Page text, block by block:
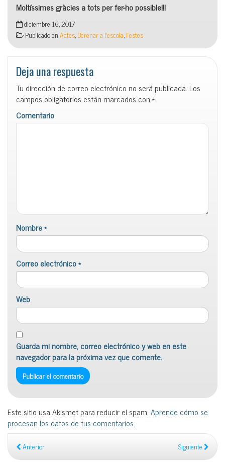
Moltíssimes gràcies a tots per fer-ho possible!!!
diciembre 16, 2017
Publicado enActes,Berenar a l'escola,Festes
Deja una respuesta
Tu dirección de correo electrónico no será publicada. Los
campos obligatorios están marcados con*
Comentario
Nombre*
Correo electrónico*
Web
Guarda mi nombre, correo electrónico y web en este
navegador para la próxima vez que comente.
Este sitio usa Akismet para reducir el spam.Aprende cómo se
procesan los datos de tus comentarios.
Anterior Siguiente